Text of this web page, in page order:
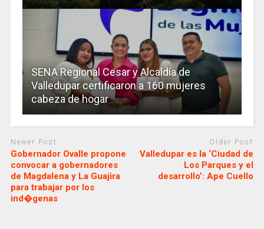
SENA Regional Cesar y Alcaldía de
Valledupar certificaron a 160 mujeres
cabeza de hogar
Newer Post
Gobernador Ovalle propone
convocar a gobernadores
de Magdalena y La Guajira
para trabajar por los
ind�genas
Older Post
Valledupar es la ‘Ciudad de
Los Parques y el
desarrollo’: Ape Cuello